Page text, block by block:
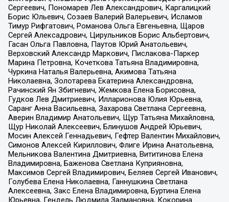
Сергеевич, Пономарев Лев Александрович, Каргалицкий
Борис Юльевич, Созаев Валерий Валерьевич, Исламов
Тимур Рифгатович, Романова Ольга Евгеньевна, Щаров
Сергей Алексадрович, Цирульников Борис Альбертович,
Гасан Ольга Павловна, Паутов Юрий Анатольевич,
Верховский Александр Маркович, Пислакова-Паркер
Марина Петровна, Кочеткова Татьяна Владимировна,
Чуркина Наталья Валерьевна, Акимова Татьяна
Николаевна, Золотарева Екатерина Александровна,
Рачинский Ян Збигневич, Жемкова Елена Борисовна,
Гудков Лев Дмитриевич, Илларионова Юлия Юрьевна,
Саранг Анна Васильевна, Захарова Светлана Сергеевна,
Аверин Владимир Анатольевич, Щур Татьяна Михайловна,
Щур Николай Алексеевич, Блинушов Андрей Юрьевич,
Мосин Алексей Геннадьевич, Гефтер Валентин Михайлович,
Симонов Алексей Кириллович, Флиге Ирина Анатольевна,
Мельникова Валентина Дмитриевна, Вититинова Елена
Владимировна, Баженова Светлана Куприяновна,
Максимов Сергей Владимирович, Беляев Сергей Иванович,
Голубева Елена Николаевна, Ганнушкина Светлана
Алексеевна, Закс Елена Владимировна, Буртина Елена
Юрьевна, Гендель Людмила Залмановна, Кокорина